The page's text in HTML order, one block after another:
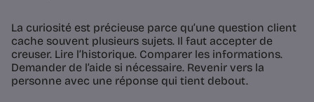
La curiosité est précieuse parce qu’une question client
cache souvent plusieurs sujets. Il faut accepter de
creuser. Lire l’historique. Comparer les informations.
Demander de l’aide si nécessaire. Revenir vers la
personne avec une réponse qui tient debout.